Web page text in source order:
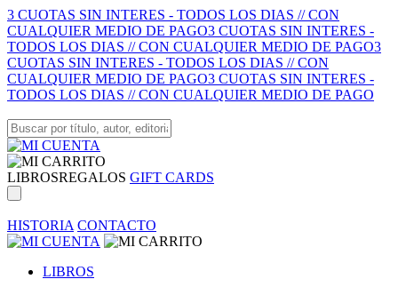
3 CUOTAS SIN INTERES - TODOS LOS DIAS // CON
CUALQUIER MEDIO DE PAGO3 CUOTAS SIN INTERES -
TODOS LOS DIAS // CON CUALQUIER MEDIO DE PAGO3
CUOTAS SIN INTERES - TODOS LOS DIAS // CON
CUALQUIER MEDIO DE PAGO3 CUOTAS SIN INTERES -
TODOS LOS DIAS // CON CUALQUIER MEDIO DE PAGO
LIBROSREGALOS GIFT CARDS
HISTORIA CONTACTO
LIBROS